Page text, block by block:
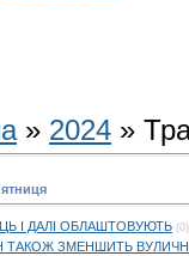
» 2024 »
І ДАЛІ ОБЛАШТОВУЮТЬ (0)
ТАКОЖ ЗМЕНШИТЬ